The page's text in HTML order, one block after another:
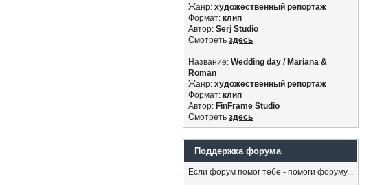
Жанр:художественный репортаж
Формат:клип
Автор:Serj Studio
Смотретьздесь
Название:Wedding day / Mariana &
Roman
Жанр:художественный репортаж
Формат:клип
Автор: FinFrame Studio
Смотретьздесь
Поддержка форума
Если форум помог тебе - помоги форуму...